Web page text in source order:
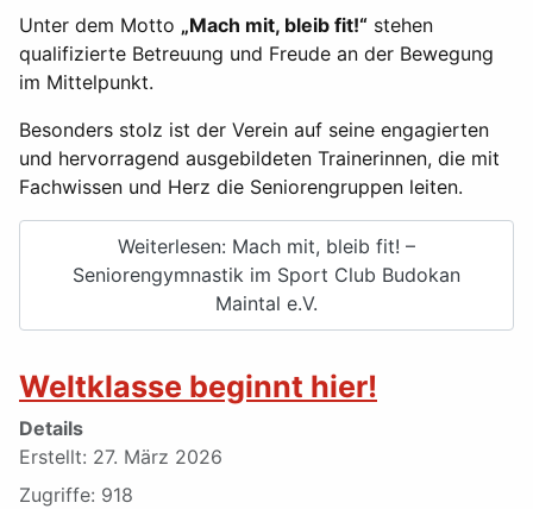
Unter dem Motto „Mach mit, bleib fit!“ stehen
qualifizierte Betreuung und Freude an der Bewegung
im Mittelpunkt.
Besonders stolz ist der Verein auf seine engagierten
und hervorragend ausgebildeten Trainerinnen, die mit
Fachwissen und Herz die Seniorengruppen leiten.
Weiterlesen: Mach mit, bleib fit! –
Seniorengymnastik im Sport Club Budokan
Maintal e.V.
Weltklasse beginnt hier!
Details
Erstellt: 27. März 2026
Zugriffe: 918